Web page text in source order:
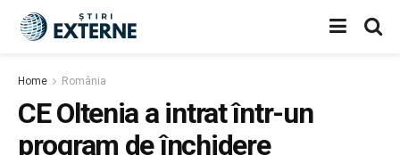
Home România
CE Oltenia a intrat într-un
program de închidere